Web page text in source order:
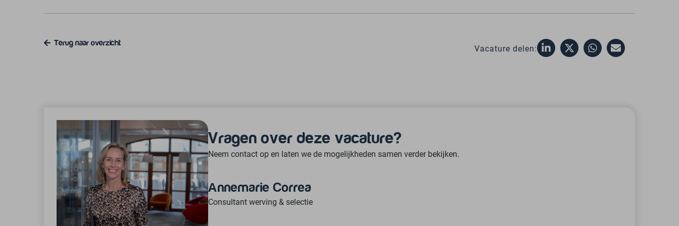
Terug naar overzicht Vacature delen:
Vragen over deze vacature?
Neem contact op en laten we de mogelijkheden samen verder bekijken.
Annemarie Correa
Consultant werving & selectie